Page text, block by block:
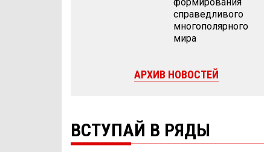
справедливого
многополярного
мира
АРХИВ НОВОСТЕЙ
ВСТУПАЙ В РЯДЫ